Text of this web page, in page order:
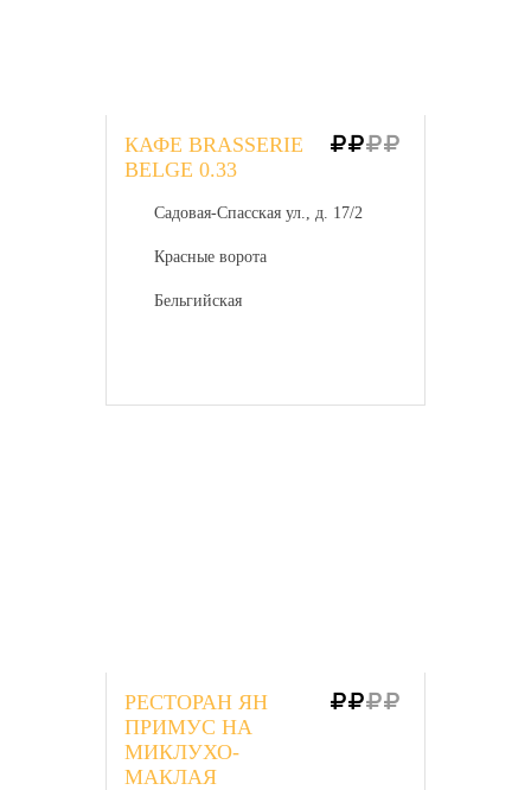
КАФЕ BRASSERIE
BELGE 0.33
Садовая-Спасская ул., д. 17/2
Красные ворота
Бельгийская
РЕСТОРАН ЯН
ПРИМУС НА
МИКЛУХО-
МАКЛАЯ